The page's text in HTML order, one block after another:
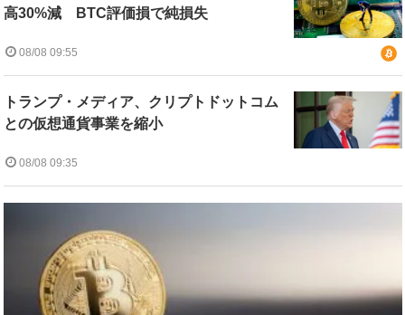
高30%減 BTC評価損で純損失
08/08 09:55
トランプ・メディア、クリプトドットコム
との仮想通貨事業を縮小
08/08 09:35